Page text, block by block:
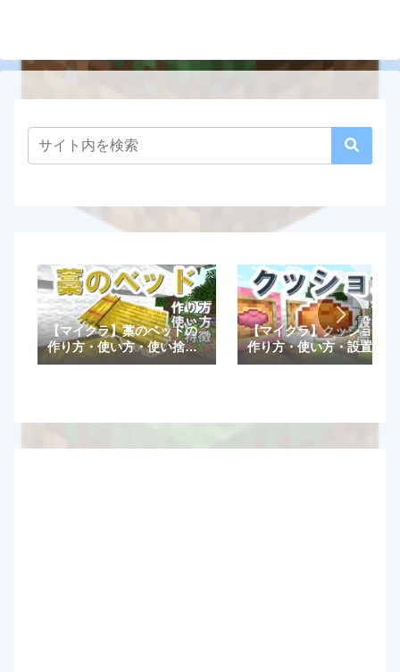
【マイクラ】藁のベッドの
作り方・使い方・使い捨て
など特徴を解説！【統合
【マイクラ】クッションの
作り方・使い方・設置方法
や高さ調整一覧など特徴を